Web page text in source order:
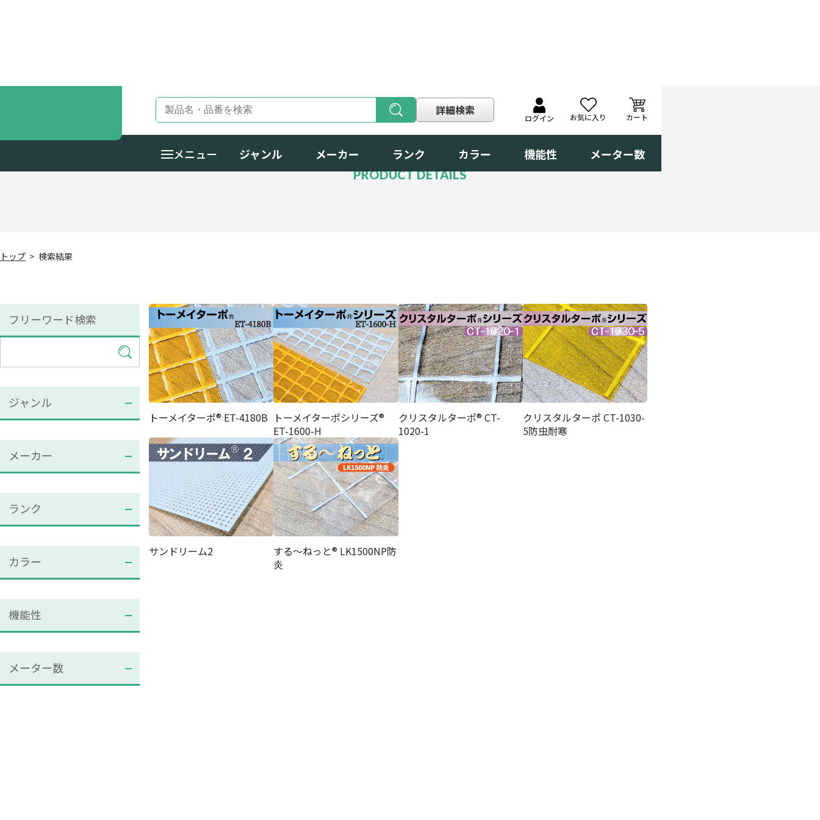
詳細検索
ログイン お気に入り カート
メニュー ジャンル メーカー ランク カラー 機能性 メーター数
製品紹介
PRODUCT DETAILS
トップ 検索結果
トーメイターポ® ET-4180B
トーメイターポシリーズ®
ET-1600-H
クリスタルターポ® CT-
1020-1
クリスタルターポ CT-1030-
5防虫耐寒
サンドリーム2
する～ねっと® LK1500NP防
炎
フリーワード検索
ジャンル
メーカー
ランク
カラー
機能性
メーター数